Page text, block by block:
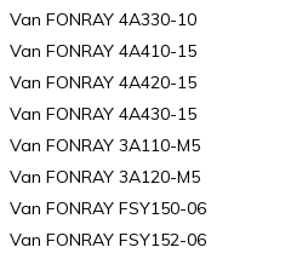
Van FONRAY 4A330-10
Van FONRAY 4A410-15
Van FONRAY 4A420-15
Van FONRAY 4A430-15
Van FONRAY 3A110-M5
Van FONRAY 3A120-M5
Van FONRAY FSY150-06
Van FONRAY FSY152-06